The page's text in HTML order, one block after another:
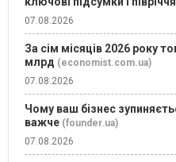
07.08.2026
За сім місяців 2026 року
млрд (economist.com.ua)
07.08.2026
Чому ваш бізнес
важче (founder.ua)
07.08.2026